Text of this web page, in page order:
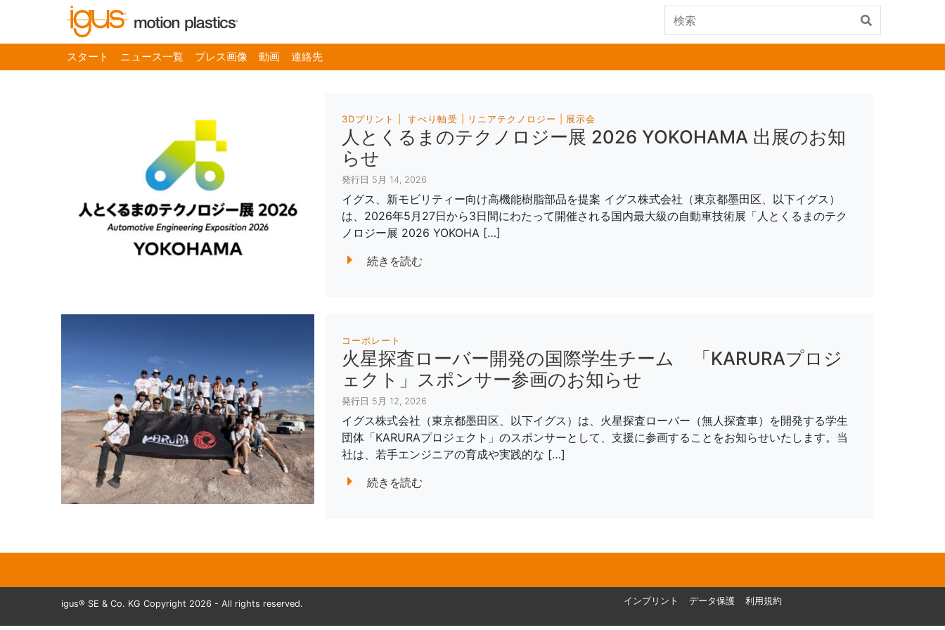
スタート ニュース一覧 プレス画像 動画 連絡先
3Dプリント すべり軸受 リニアテクノロジー 展示会
人とくるまのテクノロジー展 2026 YOKOHAMA 出展のお知
らせ
発行日 5月 14, 2026
イグス、新モビリティー向け高機能樹脂部品を提案 イグス株式会社（東京都墨田区、以下イグス）
は、2026年5月27日から3日間にわたって開催される国内最大級の自動車技術展「人とくるまのテク
ノロジー展 2026 YOKOHA […]
続きを読む
コーポレート
火星探査ローバー開発の国際学生チーム 「KARURAプロジ
ェクト」スポンサー参画のお知らせ
発行日 5月 12, 2026
イグス株式会社（東京都墨田区、以下イグス）は、火星探査ローバー（無人探査車）を開発する学生
団体「KARURAプロジェクト」のスポンサーとして、支援に参画することをお知らせいたします。当
社は、若手エンジニアの育成や実践的な […]
続きを読む
igus® SE & Co. KG Copyright 2026 - All rights reserved. インプリント データ保護 利用規約